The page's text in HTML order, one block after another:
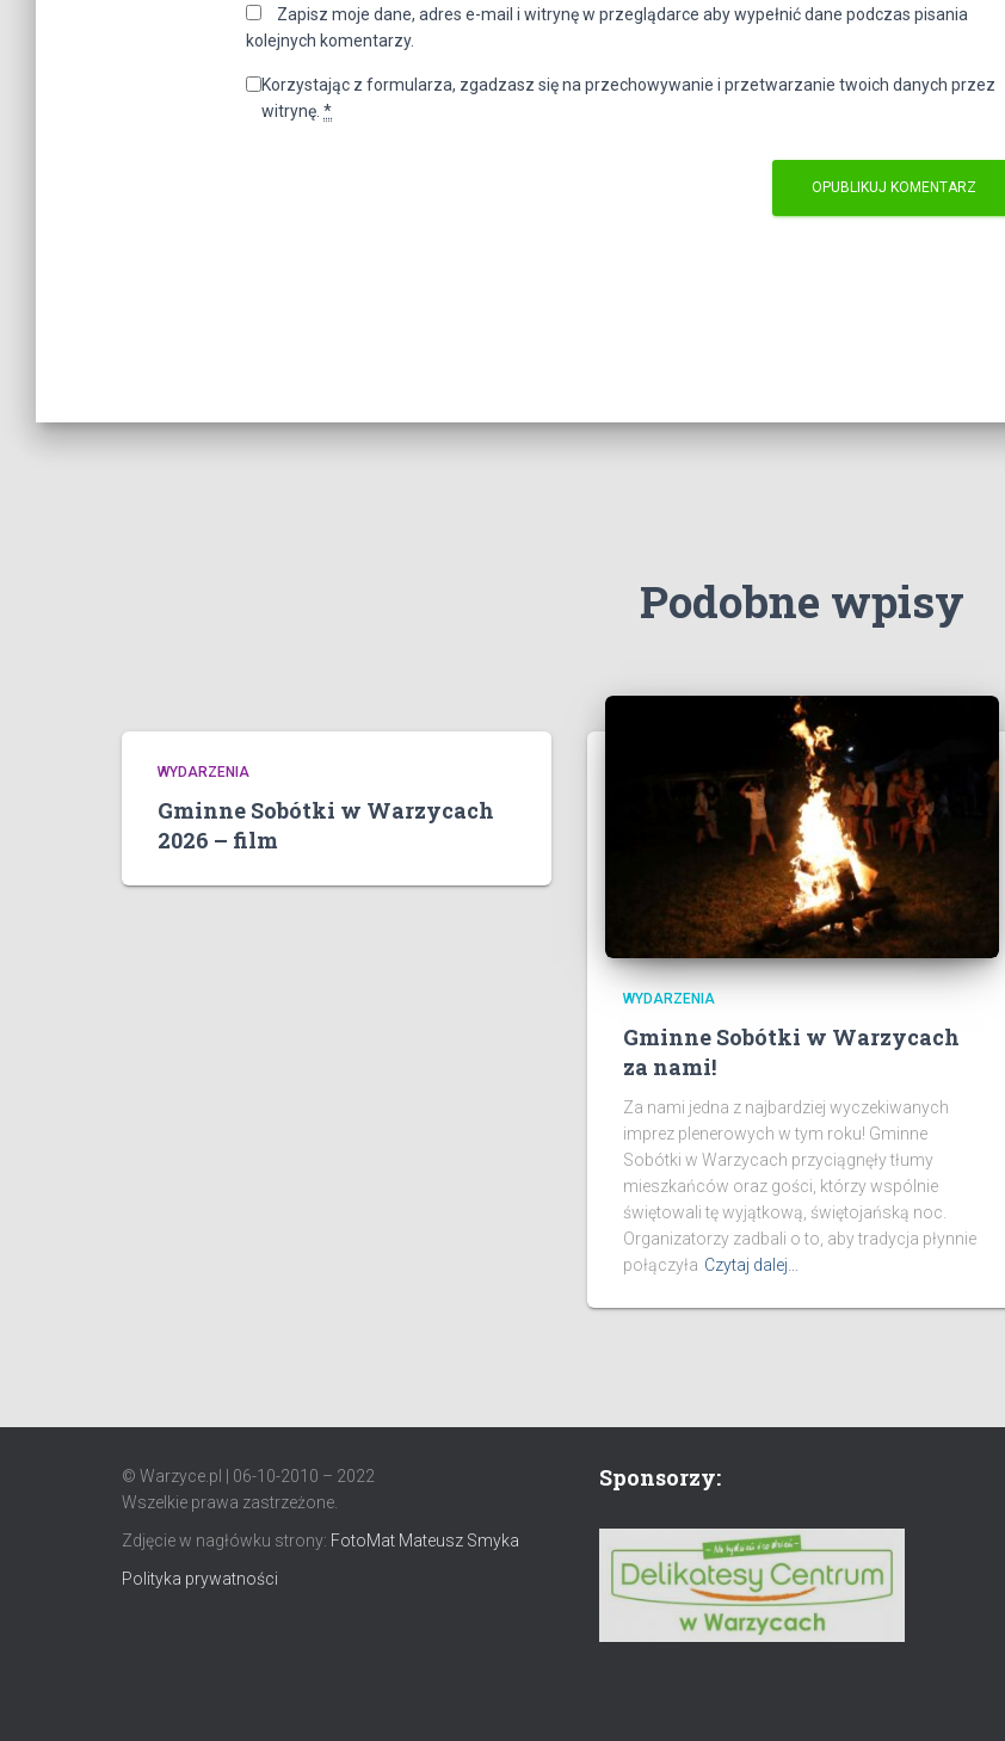
Zapisz moje dane, adres e-mail i witrynę w przeglądarce aby wypełnić dane podczas pisania
kolejnych komentarzy.
Korzystając z formularza, zgadzasz się na przechowywanie i przetwarzanie twoich danych przez
witrynę. *
Podobne wpisy
WYDARZENIA
Gminne Sobótki w Warzycach
2026 – film
WYDARZENIA
Gminne Sobótki w Warzycach
za nami!
Za nami jedna z najbardziej wyczekiwanych
imprez plenerowych w tym roku! Gminne
Sobótki w Warzycach przyciągnęły tłumy
mieszkańców oraz gości, którzy wspólnie
świętowali tę wyjątkową, świętojańską noc.
Organizatorzy zadbali o to, aby tradycja płynnie
połączyła Czytaj dalej…
© Warzyce.pl | 06-10-2010 – 2022
Wszelkie prawa zastrzeżone.
Zdjęcie w nagłówku strony: FotoMat Mateusz Smyka
Polityka prywatności
Sponsorzy: